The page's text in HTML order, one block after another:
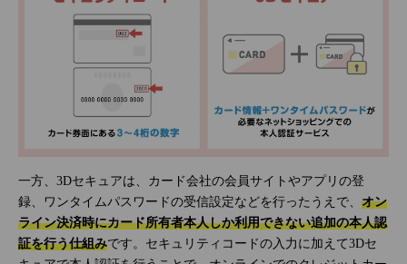
一方、3Dセキュアは、カード会社の会員サイトやアプリの登
録、ワンタイムパスワードの受信設定などを行ったうえで、 オン
ライン決済時にカード所有者本人しか利用できない追加の本人認
証を行う仕組みです。セキュリティコードの入力に加えて3Dセ